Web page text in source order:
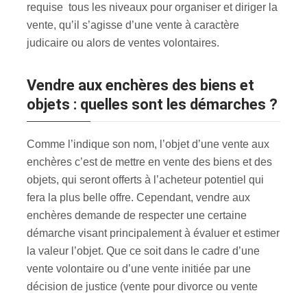
requise tous les niveaux pour organiser et diriger la
vente, qu’il s’agisse d’une vente à caractère
judicaire ou alors de ventes volontaires.
Vendre aux enchères des biens et
objets : quelles sont les démarches ?
Comme l’indique son nom, l’objet d’une vente aux
enchères c’est de mettre en vente des biens et des
objets, qui seront offerts à l’acheteur potentiel qui
fera la plus belle offre. Cependant, vendre aux
enchères demande de respecter une certaine
démarche visant principalement à évaluer et estimer
la valeur l’objet. Que ce soit dans le cadre d’une
vente volontaire ou d’une vente initiée par une
décision de justice (vente pour divorce ou vente